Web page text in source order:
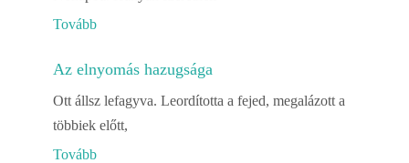
Tovább
Az elnyomás hazugsága
Ott állsz lefagyva. Leordította a fejed, megalázott a
többiek előtt,
Tovább